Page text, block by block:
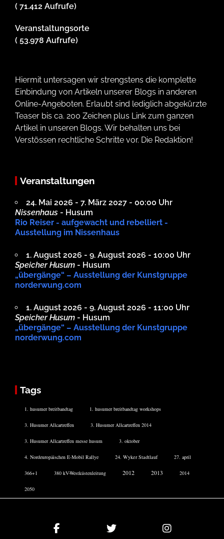
( 71.412 Aufrufe)
Veranstaltungsorte
( 53.978 Aufrufe)
Hiermit untersagen wir strengstens die komplette
Einbindung von Artikeln unserer Blogs in anderen
Online-Angeboten. Erlaubt sind lediglich abgekürzte
Teaser bis ca. 200 Zeichen plus Link zum ganzen
Artikel in unseren Blogs. Wir behalten uns bei
Verstössen rechtliche Schritte vor. Die Redaktion!
Veranstaltungen
24. Mai 2026 - 7. März 2027 - 00:00 Uhr
Nissenhaus - Husum
Rio Reiser - aufgewacht und rebelliert -
Ausstellung im Nissenhaus
1. August 2026 - 9. August 2026 - 10:00 Uhr
Speicher Husum - Husum
„übergänge“ – Ausstellung der Kunstgruppe
norderwung.com
1. August 2026 - 9. August 2026 - 11:00 Uhr
Speicher Husum - Husum
„übergänge“ – Ausstellung der Kunstgruppe
norderwung.com
Tags
1. husumer breitbandtag 1. husumer breitbandtag workshops
3. Husumer Allcartreffen 3. Husumer Allcartreffen 2014
3. Husumer Allcartreffen messe husum 3. oktober
4. Nordeuropäischen E-Mobil Rallye 24. Wyker Stadtlauf 27. april
366+1 380 kV-Westküstenleitung 2012 2013 2014
2050